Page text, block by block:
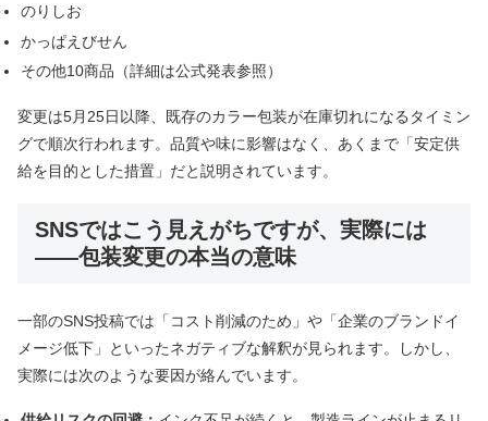
のりしお
かっぱえびせん
その他10商品（詳細は公式発表参照）
変更は5月25日以降、既存のカラー包装が在庫切れになるタイミン
グで順次行われます。品質や味に影響はなく、あくまで「安定供
給を目的とした措置」だと説明されています。
SNSではこう見えがちですが、実際には
――包装変更の本当の意味
一部のSNS投稿では「コスト削減のため」や「企業のブランドイ
メージ低下」といったネガティブな解釈が見られます。しかし、
実際には次のような要因が絡んでいます。